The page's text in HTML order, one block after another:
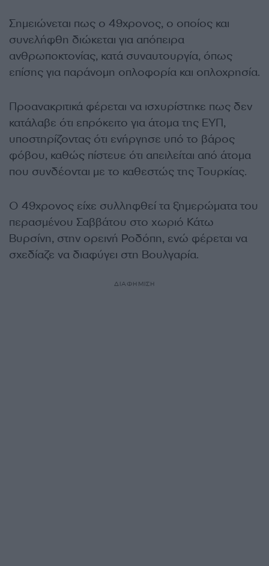
Σημειώνεται πως ο 49χρονος, ο οποίος και
συνελήφθη διώκεται για απόπειρα
ανθρωποκτονίας, κατά συναυτουργία, όπως
επίσης για παράνομη οπλοφορία και οπλοχρησία.
Προανακριτικά φέρεται να ισχυρίστηκε πως δεν
κατάλαβε ότι επρόκειτο για άτομα της ΕΥΠ,
υποστηρίζοντας ότι ενήργησε υπό το βάρος
φόβου, καθώς πίστευε ότι απειλείται από άτομα
που συνδέονται με το καθεστώς της Τουρκίας.
O 49χρονος είχε συλληφθεί τα ξημερώματα του
περασμένου Σαββάτου στο χωριό Κάτω
Βυρσίνη, στην ορεινή Ροδόπη, ενώ φέρεται να
σχεδίαζε να διαφύγει στη Βουλγαρία.
ΔΙΑΦΗΜΙΣΗ